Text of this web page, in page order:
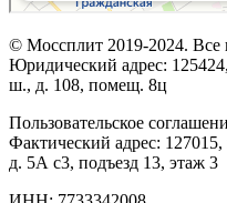
© Моссплит 2019-2024. Все
Юридический адрес:
ш., д. 108, помещ. 8ц
Пользовательское
Фактический адрес:
д. 5А с3, подъезд 13, этаж 3